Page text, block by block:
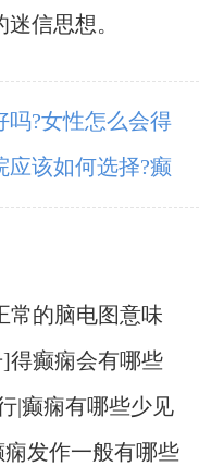
信思想。
吗?女性怎么会得
应该如何选择?癫
常的脑电图意味
得癫痫会有哪些
|癫痫有哪些少见
发作一般有哪些